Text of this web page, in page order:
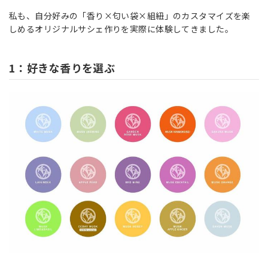
私も、自分好みの「香り×匂い袋×組紐」のカスタマイズを楽
しめるオリジナルサシェ作りを実際に体験してきました。
1：好きな香りを選ぶ